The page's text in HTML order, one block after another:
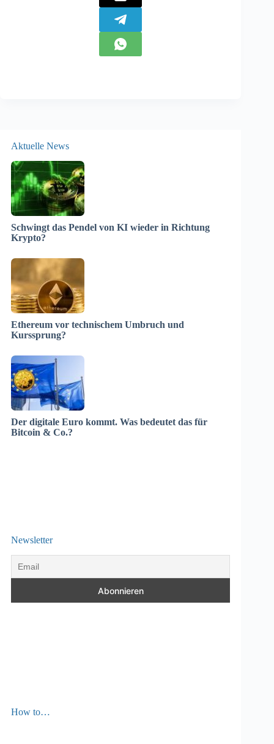
Aktuelle News
Schwingt das Pendel von KI wieder in Richtung
Krypto?
Ethereum vor technischem Umbruch und
Kurssprung?
Der digitale Euro kommt. Was bedeutet das für
Bitcoin & Co.?
Newsletter
How to…